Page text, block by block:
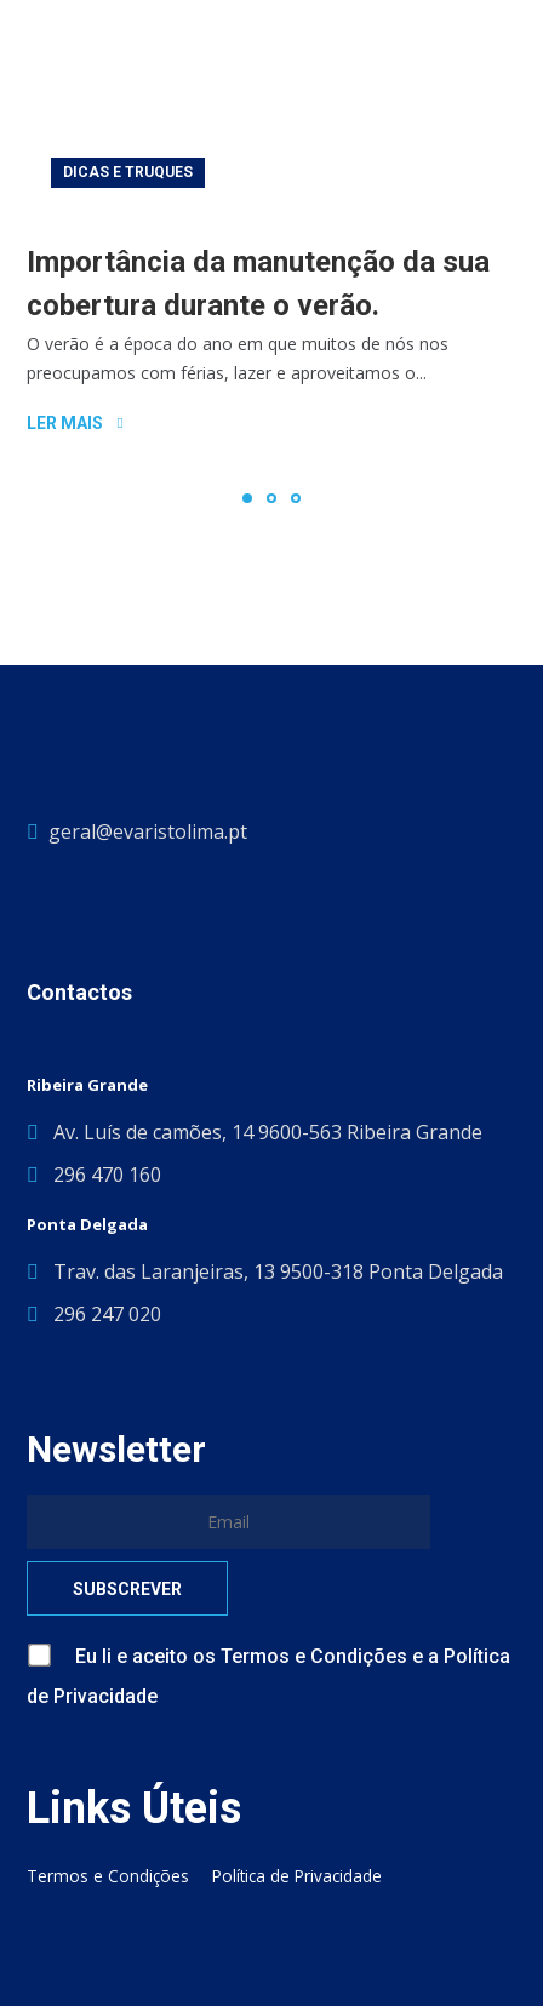
DICAS E TRUQUES
Importância da manutenção da sua
cobertura durante o verão.
O verão é a época do ano em que muitos de nós nos
preocupamos com férias, lazer e aproveitamos o...
LER MAIS
geral@evaristolima.pt
Contactos
Ribeira Grande
Av. Luís de camões, 14 9600-563 Ribeira Grande
296 470 160
Ponta Delgada
Trav. das Laranjeiras, 13 9500-318 Ponta Delgada
296 247 020
Newsletter
Eu li e aceito osTermos e Condições e a Política
de Privacidade
Links Úteis
Termos e Condições Política de Privacidade